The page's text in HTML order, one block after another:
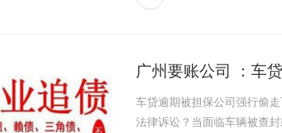
广州要账公司 ：车
车贷逾期被担保公司强行偷
法律诉讼？当面临车辆被查